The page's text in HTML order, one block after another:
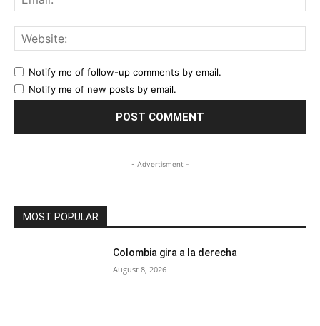
Notify me of follow-up comments by email.
Notify me of new posts by email.
- Advertisment -
MOST POPULAR
Colombia gira a la derecha
August 8, 2026